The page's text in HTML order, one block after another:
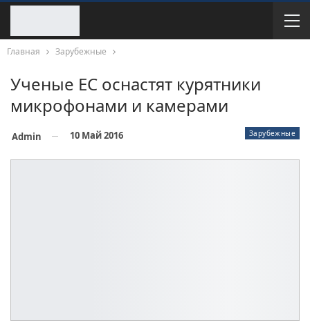
Главная Зарубежные
Ученые ЕС оснастят курятники
микрофонами и камерами
Зарубежные
Admin 10 Май 2016